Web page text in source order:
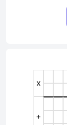
x
+